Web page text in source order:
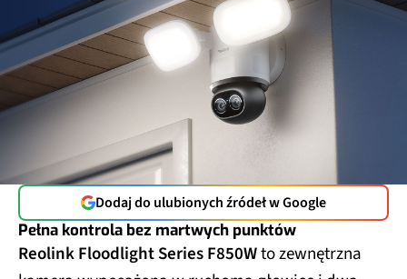
Dodaj do ulubionych źródeł w Google
Pełna kontrola bez martwych punktów
Reolink Floodlight Series F850Wto zewnętrzna